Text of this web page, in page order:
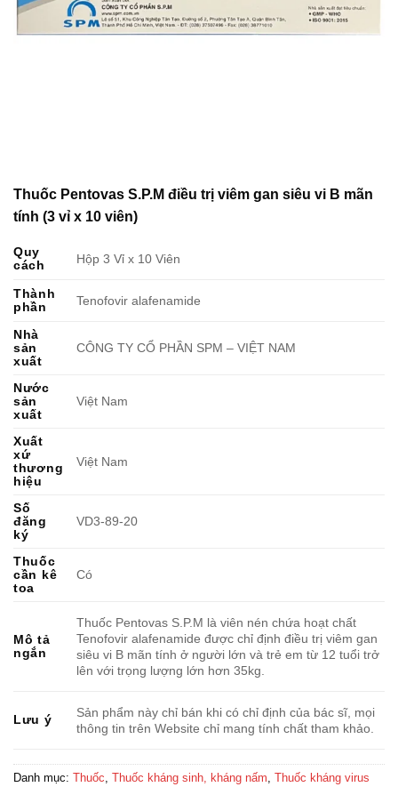
Thuốc Pentovas S.P.M điều trị viêm gan siêu vi B mãn
tính (3 vỉ x 10 viên)
Quy
cách
Hộp 3 Vỉ x 10 Viên
Thành
phần
Tenofovir alafenamide
Nhà
sản
xuất
CÔNG TY CỔ PHẦN SPM – VIỆT NAM
Nước
sản
xuất
Việt Nam
Xuất
xứ
thương
hiệu
Việt Nam
Số
đăng
ký
VD3-89-20
Thuốc
cần kê
toa
Có
Mô tả
ngắn
Thuốc Pentovas S.P.M là viên nén chứa hoạt chất
Tenofovir alafenamide được chỉ định điều trị viêm gan
siêu vi B mãn tính ở người lớn và trẻ em từ 12 tuổi trở
lên với trọng lượng lớn hơn 35kg.
Lưu ý
Sản phẩm này chỉ bán khi có chỉ định của bác sĩ, mọi
thông tin trên Website chỉ mang tính chất tham khảo.
Danh mục: Thuốc Thuốc kháng sinh, kháng nấm Thuốc kháng virus